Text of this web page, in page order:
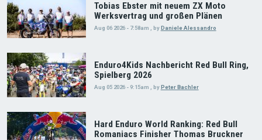
Tobias Ebster mit neuem ZX Moto
Werksvertrag und großen Plänen
Aug 06 2026 - 7:58am , byDaniele Alessandro
Enduro4Kids Nachbericht Red Bull Ring,
Spielberg 2026
Aug 05 2026 - 9:15am byPeter Bachler
Hard Enduro World Ranking: Red Bull
Romaniacs Finisher Thomas Bruckner